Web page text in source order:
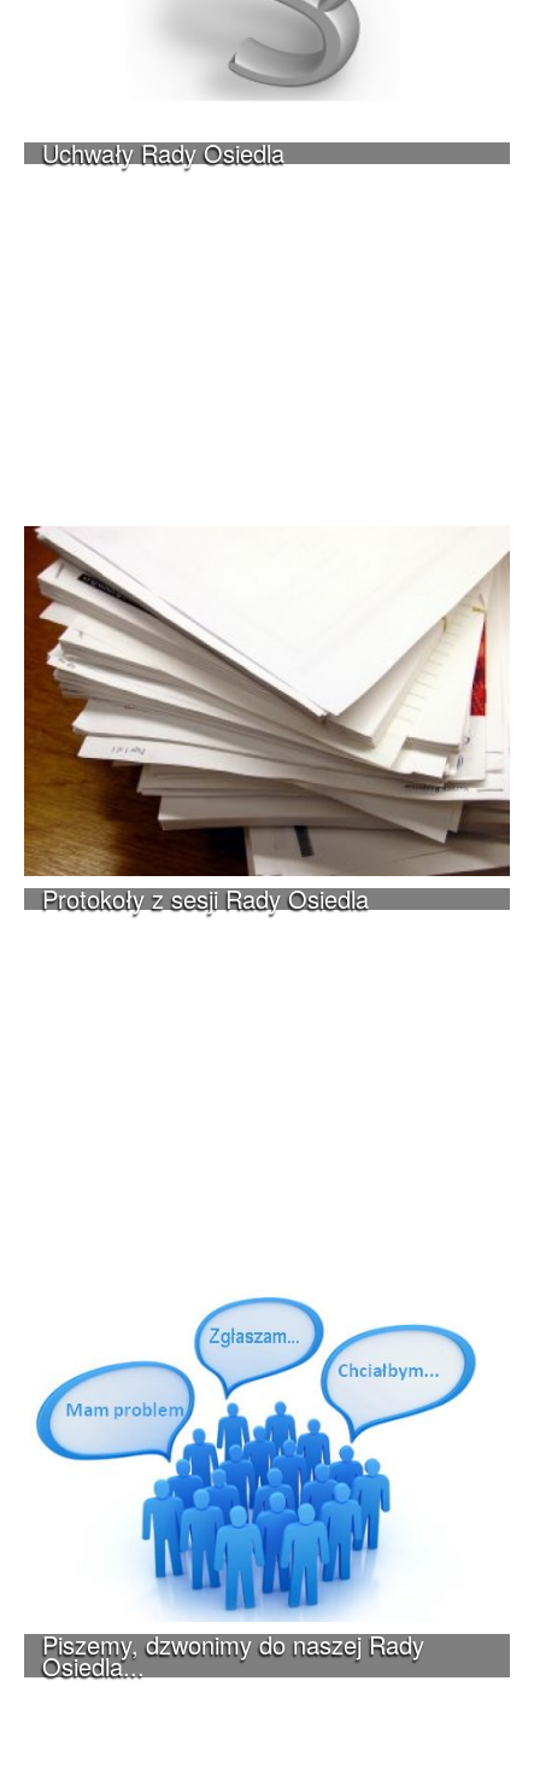
Uchwały Rady Osiedla
Protokoły z sesji Rady Osiedla
Piszemy, dzwonimy do naszej Rady
Osiedla...